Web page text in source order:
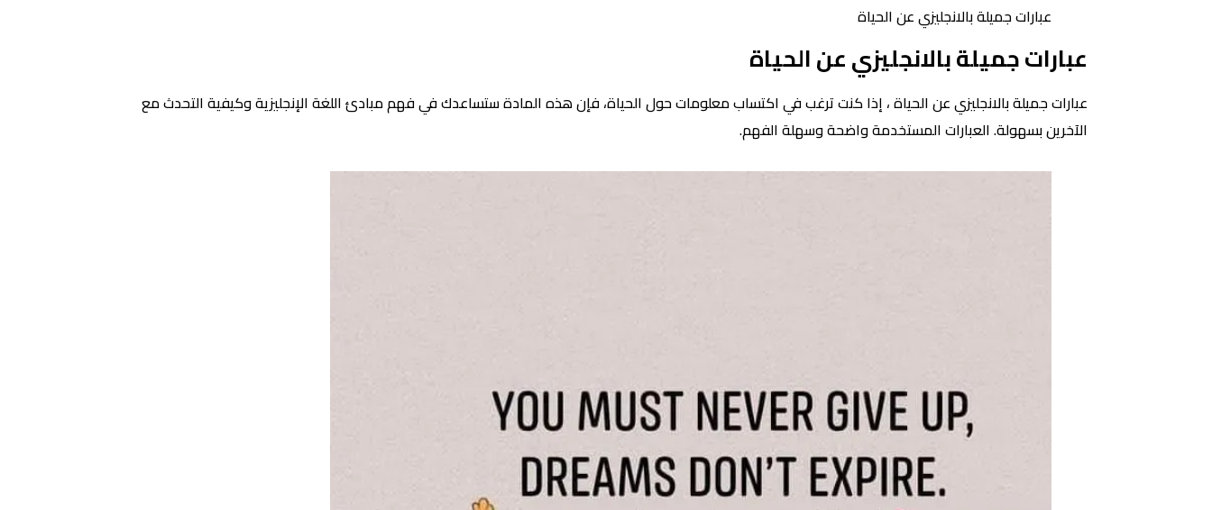
عبارات جميلة بالانجليزي عن الحياة
عبارات جميلة بالانجليزي عن الحياة
عبارات جميلة بالانجليزي عن الحياة ، إذا كنت ترغب في اكتساب معلومات حول الحياة، فإن هذه المادة ستساعدك في فهم مبادئ اللغة الإنجليزية وكيفية التحدث مع
الآخرين بسهولة. العبارات المستخدمة واضحة وسهلة الفهم.